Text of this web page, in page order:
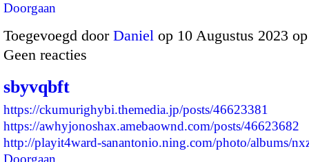
Doorgaan
Toegevoegd door Daniel op 10 Augustus 2023
Geen reacties
sbyvqbft
https://ckumurighybi.themedia.jp/posts/46623381
https://awhyjonoshax.amebaownd.com/posts/46623682
http://playit4ward-sanantonio.ning.com/photo/albums/
Doorgaan